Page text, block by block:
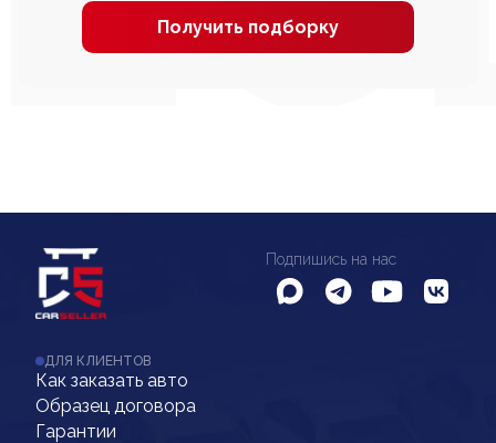
Получить подборку
Подпишись на нас
ДЛЯ КЛИЕНТОВ
Как заказать авто
Образец договора
Гарантии